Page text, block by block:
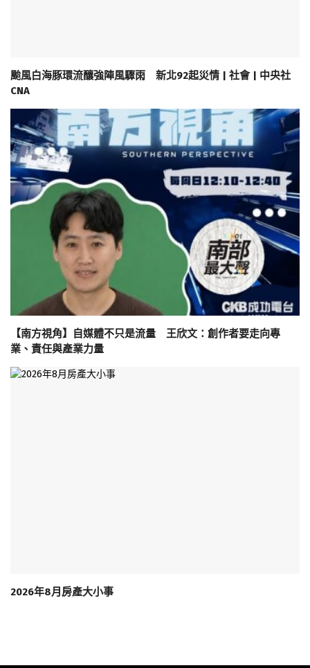
颱風白海豚環流釀強陣風驟雨 新北92起災情 | 社會 | 中央社
CNA
【南方視角】自媒體不只是流量 王欣文：創作者要走向專
業、責任與產業力量
2026年8月房產大小事